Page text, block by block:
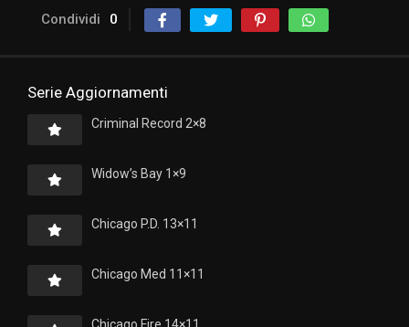
Condividi 0
Serie Aggiornamenti
Criminal Record 2×8
Widow’s Bay 1×9
Chicago P.D. 13×11
Chicago Med 11×11